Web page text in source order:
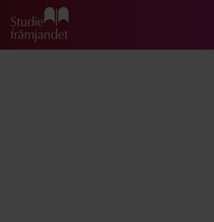
Gå till studiefrämjandets startsida